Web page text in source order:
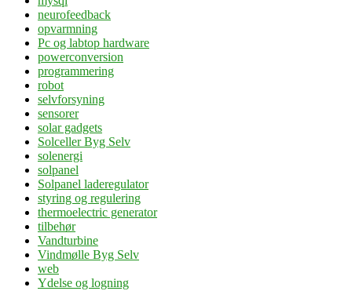
neurofeedback
opvarmning
Pc og labtop hardware
powerconversion
programmering
robot
selvforsyning
sensorer
solar gadgets
Solceller Byg Selv
solenergi
solpanel
Solpanel laderegulator
styring og regulering
thermoelectric generator
tilbehør
Vandturbine
Vindmølle Byg Selv
web
Ydelse og logning